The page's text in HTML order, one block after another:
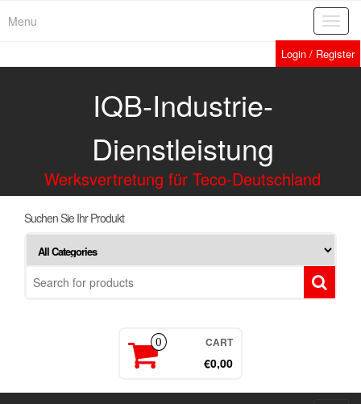
Menu
Login / Register
IQB-Industrie-
Dienstleistung
Werksvertretung für Teco-Deutschland
Suchen Sie Ihr Produkt
0 CART
€0,00